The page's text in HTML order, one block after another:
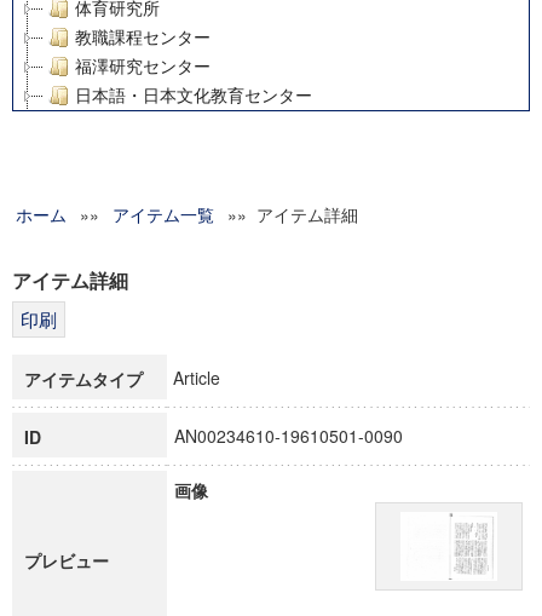
体育研究所
教職課程センター
福澤研究センター
日本語・日本文化教育センター
グローバルリサーチインスティテュート
科学研究費補助金研究成果報告書
博士課程教育リーディングプログラム「超成熟社会発展のサ
ホーム »» アイテム一覧 »» アイテム詳細
アイテム詳細
アイテムタイプ Article
ID AN00234610-19610501-0090
プレビュー
画像